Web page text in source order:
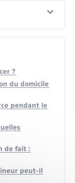
?
du domicile
pendant le
de fait :
peut-il